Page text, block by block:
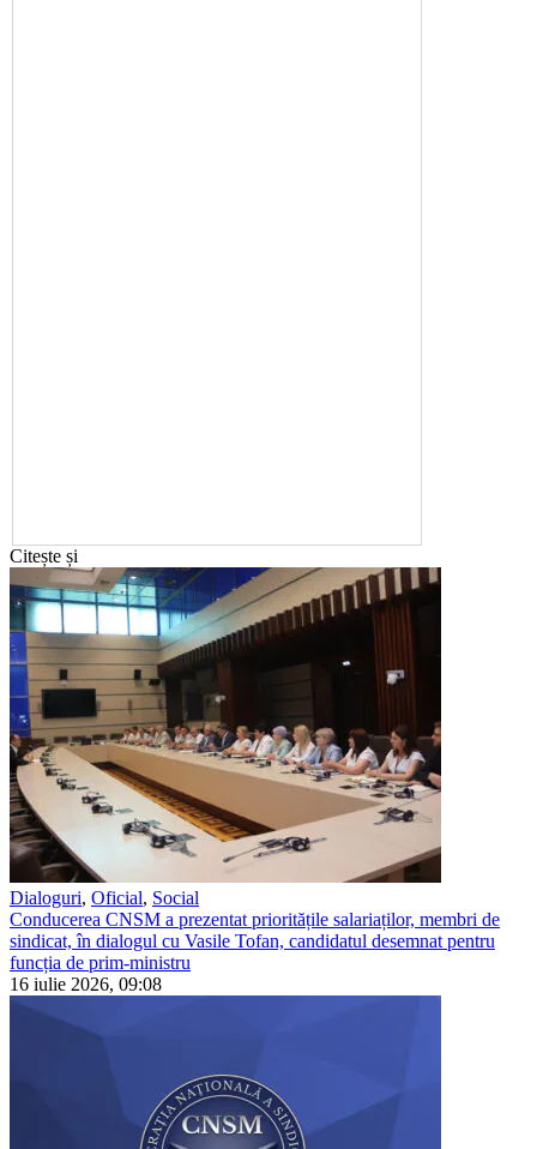
Citește și
Dialoguri, Oficial, Social
Conducerea CNSM a prezentat prioritățile salariaților, membri de
sindicat, în dialogul cu Vasile Tofan, candidatul desemnat pentru
funcția de prim-ministru
16 iulie 2026, 09:08